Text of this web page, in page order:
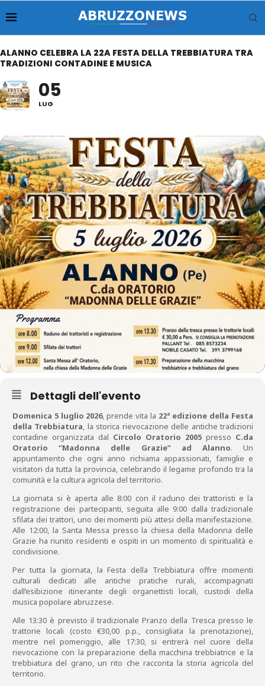
ALANNO CELEBRA LA 22A FESTA DELLA TREBBIATURA TRA
TRADIZIONI CONTADINE E MUSICA
05
LUG
Dettagli dell'evento
Domenica 5 luglio 2026, prende vita la 22ª edizione della Festa
della Trebbiatura, la storica rievocazione delle antiche tradizioni
contadine organizzata dal Circolo Oratorio 2005 presso C.da
Oratorio “Madonna delle Grazie” ad Alanno. Un
appuntamento che ogni anno richiama appassionati, famiglie e
visitatori da tutta la provincia, celebrando il legame profondo tra la
comunità e la cultura agricola del territorio.
La giornata si è aperta alle 8:00 con il raduno dei trattoristi e la
registrazione dei partecipanti, seguita alle 9:00 dalla tradizionale
sfilata dei trattori, uno dei momenti più attesi della manifestazione.
Alle 12:00, la Santa Messa presso la chiesa della Madonna delle
Grazie ha riunito residenti e ospiti in un momento di spiritualità e
condivisione.
Per tutta la giornata, la Festa della Trebbiatura offre momenti
culturali dedicati alle antiche pratiche rurali, accompagnati
dall’esibizione itinerante degli organettisti locali, custodi della
musica popolare abruzzese.
Alle 13:30 è previsto il tradizionale Pranzo della Tresca presso le
trattorie locali (costo €30,00 p.p., consigliata la prenotazione),
mentre nel pomeriggio, alle 17:30, si entrerà nel cuore della
rievocazione con la preparazione della macchina trebbiatrice e la
trebbiatura del grano, un rito che racconta la storia agricola del
territorio.